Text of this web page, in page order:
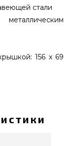
стали
156 x 69
стоимости
брендовых